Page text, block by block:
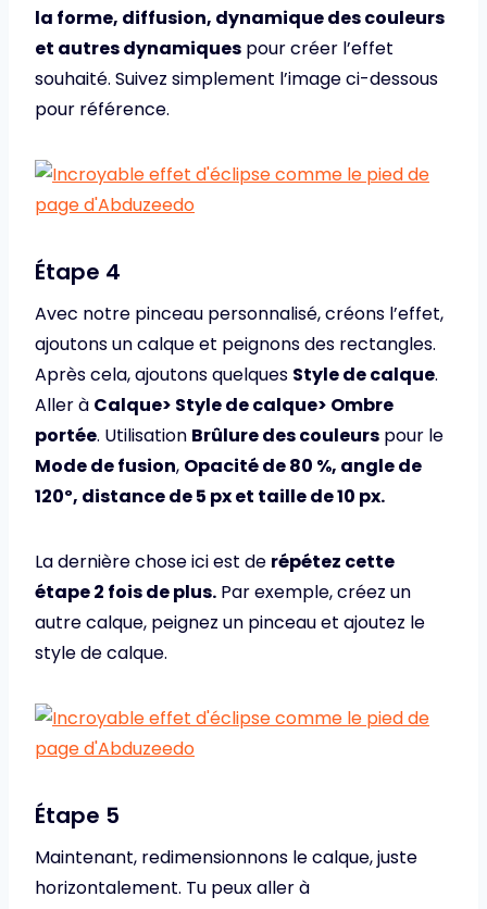
la forme, diffusion, dynamique des couleurs
et autres dynamiques pour créer l’effet
souhaité. Suivez simplement l’image ci-dessous
pour référence.
Étape 4
Avec notre pinceau personnalisé, créons l’effet,
ajoutons un calque et peignons des rectangles.
Après cela, ajoutons quelques Style de calque.
Aller à Calque> Style de calque> Ombre
portée. Utilisation Brûlure des couleurs pour le
Mode de fusion, Opacité de 80 %, angle de
120º, distance de 5 px et taille de 10 px.
La dernière chose ici est de répétez cette
étape 2 fois de plus. Par exemple, créez un
autre calque, peignez un pinceau et ajoutez le
style de calque.
Étape 5
Maintenant, redimensionnons le calque, juste
horizontalement. Tu peux aller à